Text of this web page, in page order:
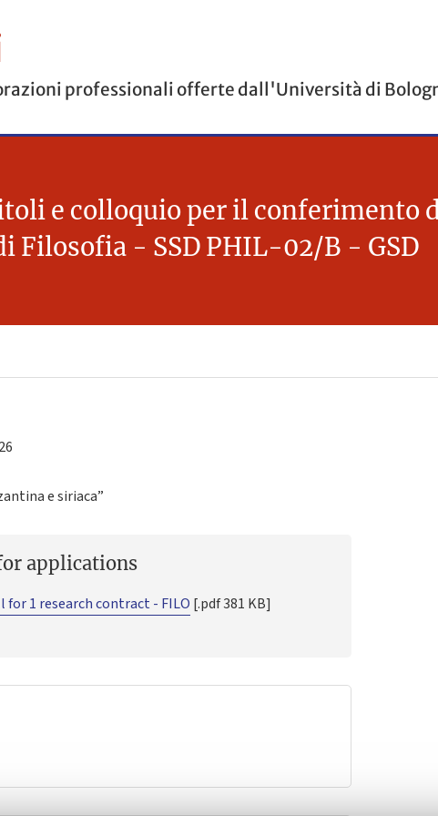
professionali offerte dall'Università di
e colloquio per il conferimento
Filosofia - SSD PHIL-02/B - GSD
e siriaca”
applications
for 1 research contract - FILO [.pdf 381 KB]